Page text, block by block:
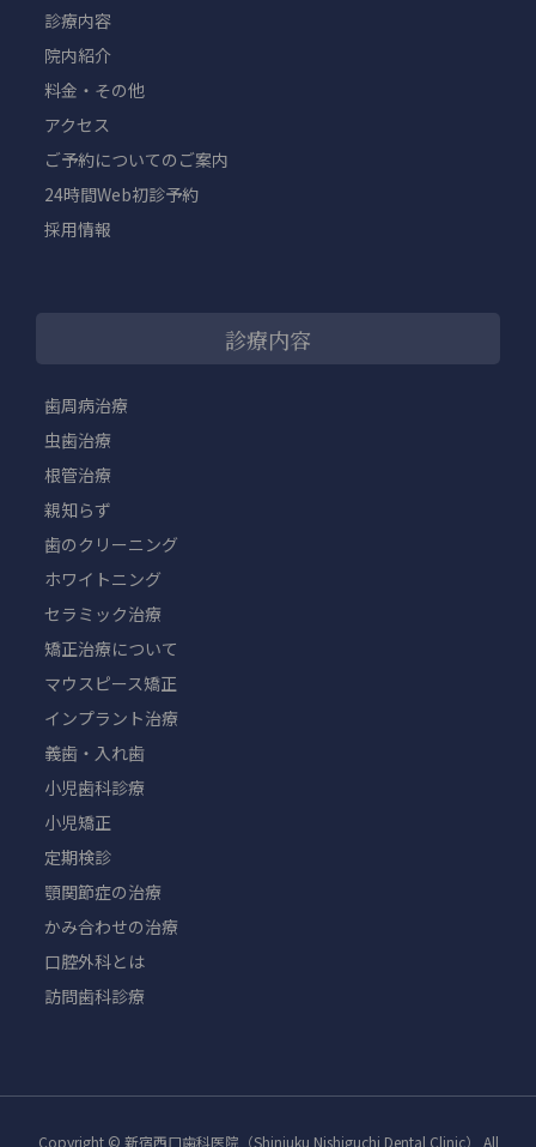
診療内容
院内紹介
料金・その他
アクセス
ご予約についてのご案内
24時間Web初診予約
採用情報
診療内容
歯周病治療
虫歯治療
根管治療
親知らず
歯のクリーニング
ホワイトニング
セラミック治療
矯正治療について
マウスピース矯正
インプラント治療
義歯・入れ歯
小児歯科診療
小児矯正
定期検診
顎関節症の治療
かみ合わせの治療
口腔外科とは
訪問歯科診療
Copyright © 新宿西口歯科医院（Shinjuku Nishiguchi Dental Clinic） All